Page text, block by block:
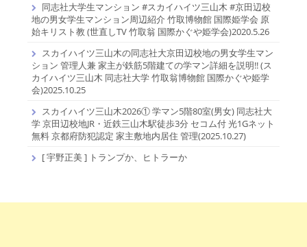
同志社大学生マンション #スカイハイツ三山木 #京田辺校
地の男女学生マンション周辺紹介 竹取博物館 国際姫学会 原
始キリスト教 (世直しTV 竹取翁 国際かぐや姫学会)2020.5.26
スカイハイツ三山木の同志社大京田辺校地の男女学生マン
ション 管理人兼 家主が鉄筋5階建ての学マン詳細を説明!! (ス
カイハイツ三山木 同志社大学 竹取翁博物館 国際かぐや姫学
会)2025.10.25
スカイハイツ三山木2026① 学マン5階80室(男女) 同志社大
学 京田辺校地JR・近鉄三山木駅徒歩3分 セコム付 光1Gネット
無料 京都府防犯認定 家主敷地内居住 管理(2025.10.27)
[ 宇野正美 ] トランプか、ヒトラーか